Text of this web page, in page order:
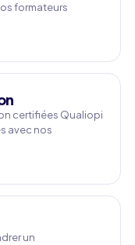
formateurs
certifiées Qualiopi
avec nos
un